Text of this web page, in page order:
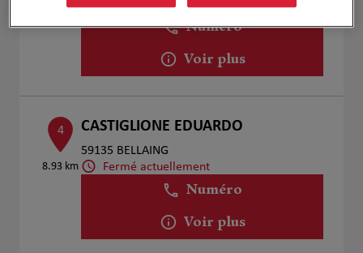
Fermé actuellement
Numéro
Voir plus
4
8.93 km
CASTIGLIONE EDUARDO
59135 BELLAING
Fermé actuellement
Numéro
Voir plus